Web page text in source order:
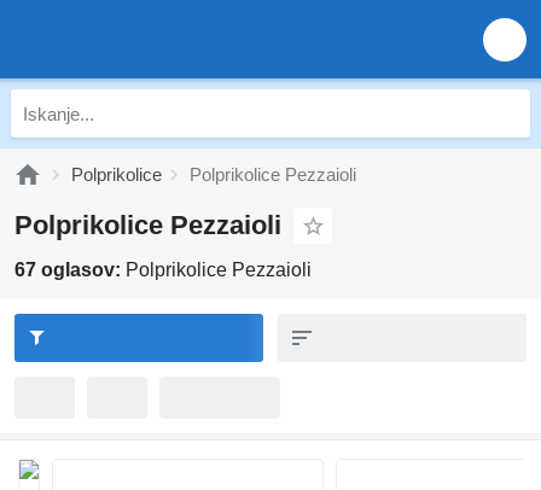
Polprikolice Polprikolice Pezzaioli
Polprikolice Pezzaioli
67 oglasov: Polprikolice Pezzaioli